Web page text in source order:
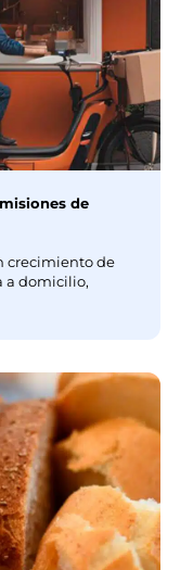
de
crecimiento de
a domicilio,